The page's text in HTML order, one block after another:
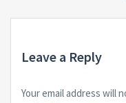
Leave a Reply
Your email address will